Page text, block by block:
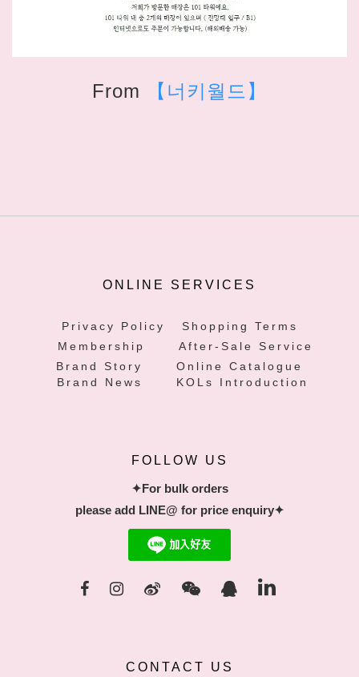
From 【너키월드】
ONLINE SERVICES
Privacy Policy
Shopping Terms
Membership
After-Sale Service
Brand Story
Online Catalogue
Brand News
KOLs Introduction
FOLLOW US
✦For bulk orders
please add LINE@ for price enquiry✦
CONTACT US